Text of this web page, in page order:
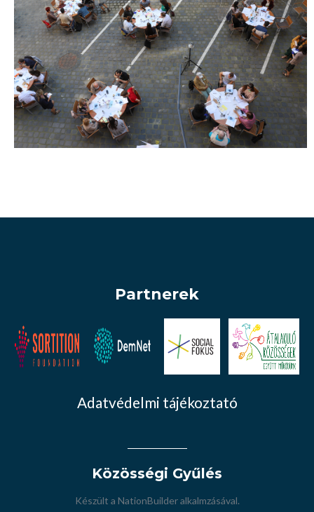
Partnerek
Adatvédelmi tájékoztató
Közösségi Gyűlés
Készült a NationBuilderalkalmzásával.